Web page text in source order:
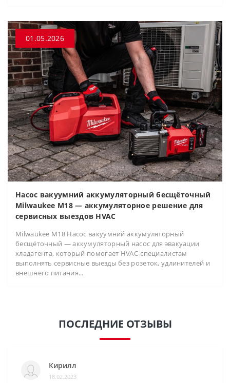
01.05.2026
Насос вакуумний аккумуляторный бесщёточный
Milwaukee M18 — аккумуляторное решение для
сервисных выездов HVAC
Milwaukee M18 Насос вакуумний аккумуляторный
бесщёточный — аккумуляторный насос для эвакуации
хладагента, который помогает HVAC-специалистам
выполнять сервисные выезды без розеток, удлинителей и
внешнего питания...
ПОСЛЕДНИЕ ОТЗЫВЫ
Кирилл
18.02.2023